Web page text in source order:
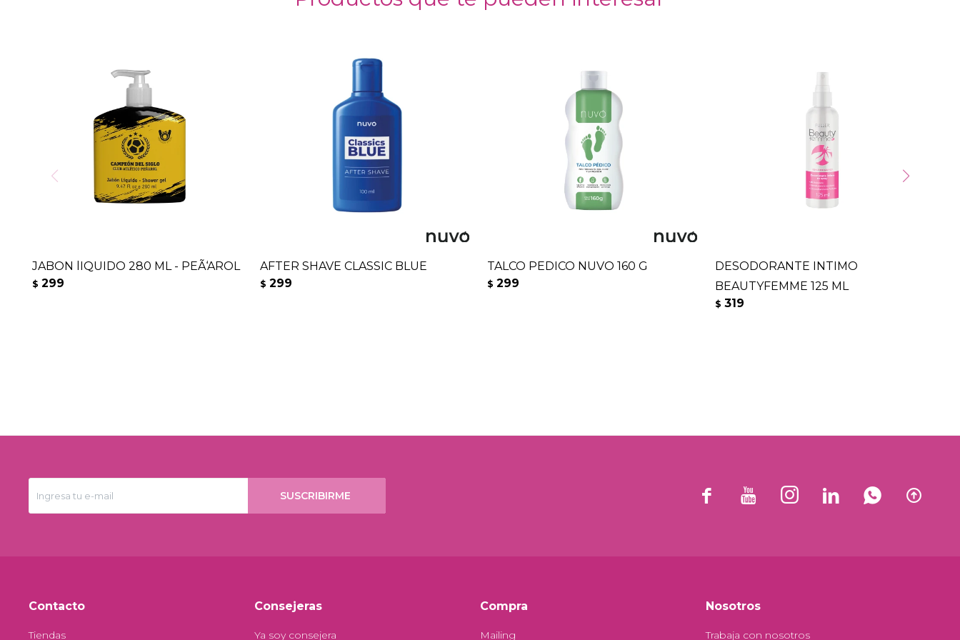
JABON lIQUIDO 280 ML - PEÃ‘AROL
$ 299
AFTER SHAVE CLASSIC BLUE
$ 299
TALCO PEDICO NUVO 160 G
$ 299
DESODORANTE INTIMO
BEAUTYFEMME 125 ML
$ 319
SUSCRIBIRME      
Contacto
Tiendas
Consejeras
Ya soy consejera
Compra
Mailing
Nosotros
Trabaja con nosotros